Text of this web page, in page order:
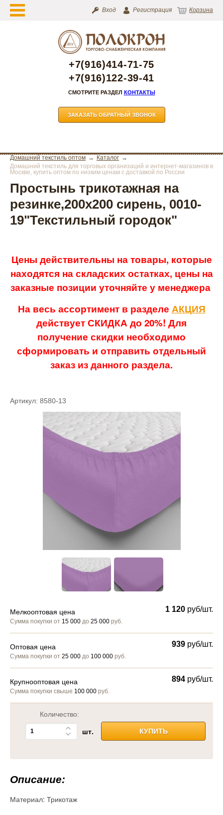
Вход Регистрация Корзина
+7(916)414-71-75
+7(916)122-39-41
СМОТРИТЕ РАЗДЕЛ КОНТАКТЫ
ЗАКАЗАТЬ ОБРАТНЫЙ ЗВОНОК
Домашний текстиль оптом
Каталог
Домашний текстиль для торговых организаций и интернет-магазинов в
Москве, купить оптом по низким ценам с доставкой по России
Простынь трикотажная на
резинке,200х200 сирень, 0010-
19"Текстильный городок"
Цены действительны на товары, которые
находятся на складских остатках, цены на
заказные позиции уточняйте у менеджера
На весь ассортимент в разделе АКЦИЯ
действует СКИДКА до 20%! Для
получение скидки необходимо
сформировать и отправить отдельный
заказ из данного раздела.
Артикул: 8580-13
Мелкооптовая цена
Сумма покупки от 15 000 до 25 000 руб.
1 120 руб/шт.
Оптовая цена
Сумма покупки от 25 000 до 100 000 руб.
939 руб/шт.
Крупнооптовая цена
Сумма покупки свыше 100 000 руб.
894 руб/шт.
Количество:
шт. КУПИТЬ
Описание:
Материал: Трикотаж